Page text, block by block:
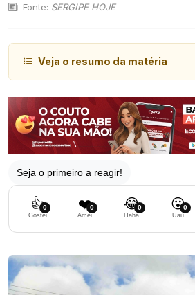
Fonte: SERGIPE HOJE
Veja o resumo da matéria
Seja o primeiro a reagir!
👍0
Gostei
❤️0
Amei
😂0
Haha
😮0
Uau